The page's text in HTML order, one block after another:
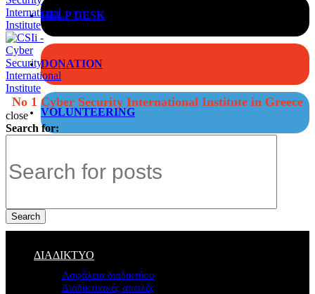
HELP DESK
DONATION
VOLUNTEERING
No 1 Cyber Security International Institute in Greece
close
Search for:
Search
ΔΙΑΔΙΚΤΥΟ
Ασφάλεια διαδικτύου
Διαδικτυακές απειλές